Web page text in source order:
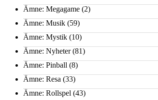
Ämne: Megagame (2)
Ämne: Musik (59)
Ämne: Mystik (10)
Ämne: Nyheter(81)
Ämne: Pinball (8)
Ämne: Resa (33)
Ämne: Rollspel (43)